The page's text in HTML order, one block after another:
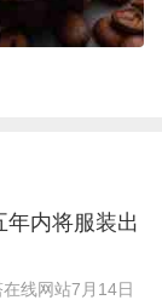
内将服装出
线网站7月14日